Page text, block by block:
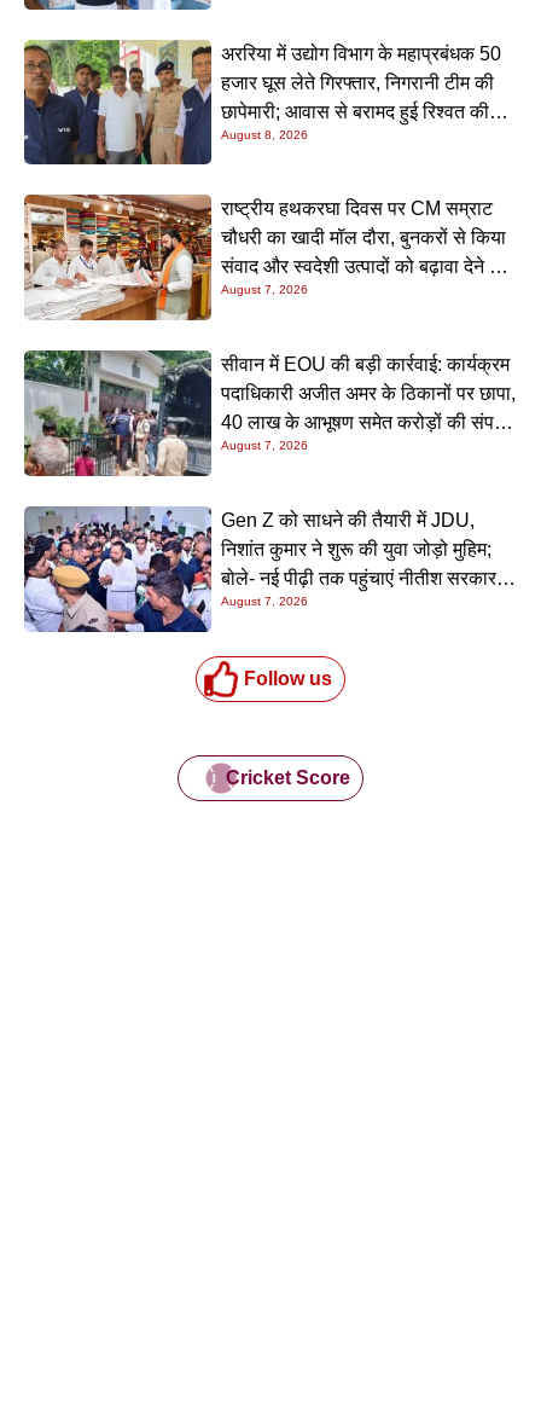
अररिया में उद्योग विभाग के महाप्रबंधक 50
हजार घूस लेते गिरफ्तार, निगरानी टीम की
छापेमारी; आवास से बरामद हुई रिश्वत की
रकम
August 8, 2026
राष्ट्रीय हथकरघा दिवस पर CM सम्राट
चौधरी का खादी मॉल दौरा, बुनकरों से किया
संवाद और स्वदेशी उत्पादों को बढ़ावा देने की
अपील
August 7, 2026
सीवान में EOU की बड़ी कार्रवाई: कार्यक्रम
पदाधिकारी अजीत अमर के ठिकानों पर छापा,
40 लाख के आभूषण समेत करोड़ों की संपत्ति
की जांच शुरू
August 7, 2026
Gen Z को साधने की तैयारी में JDU,
निशांत कुमार ने शुरू की युवा जोड़ो मुहिम;
बोले- नई पीढ़ी तक पहुंचाएं नीतीश सरकार के
20 सालों के काम
August 7, 2026
Follow us
Cricket Score